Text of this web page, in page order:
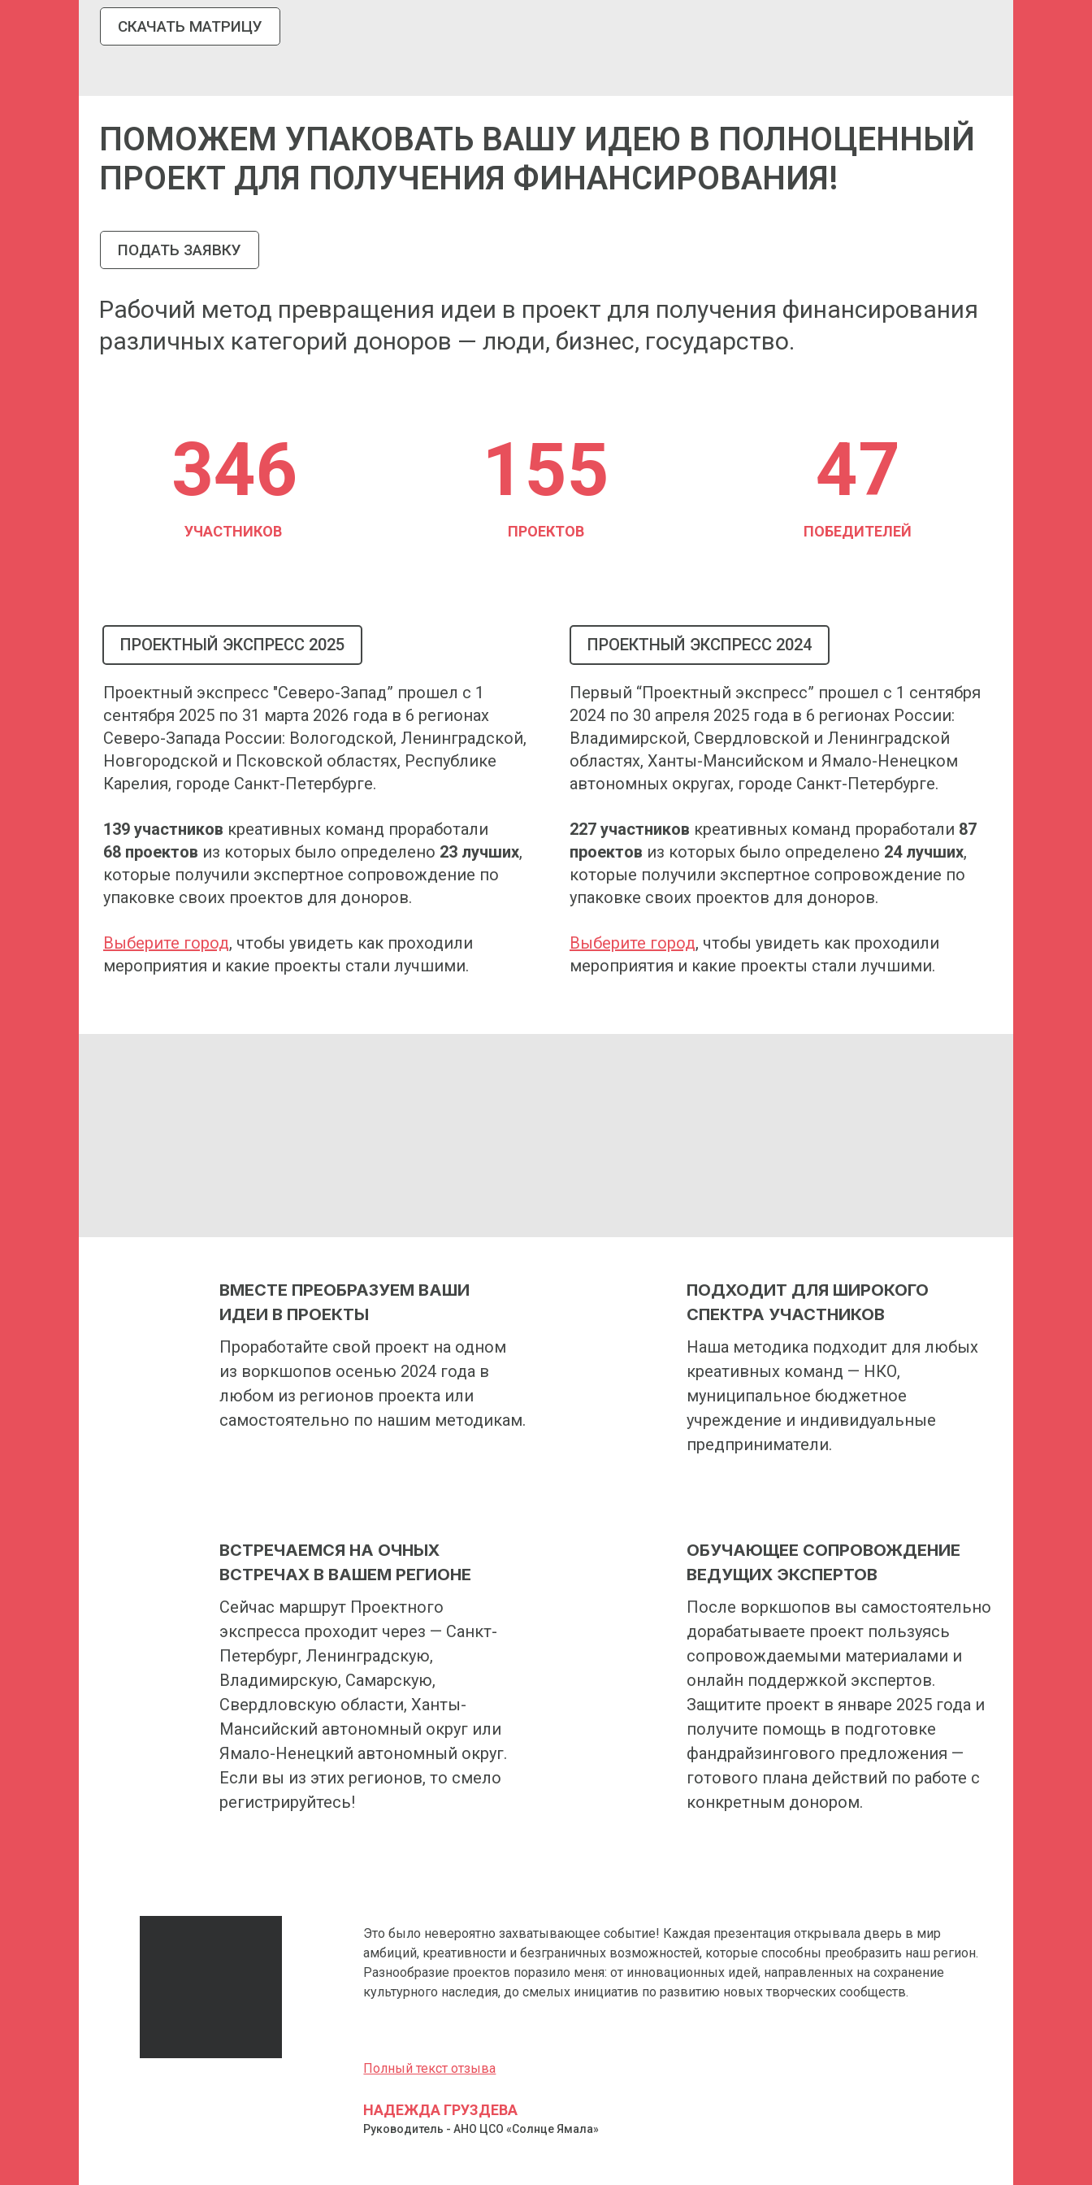
СКАЧАТЬ МАТРИЦУ
ПОМОЖЕМ УПАКОВАТЬ ВАШУ ИДЕЮ В ПОЛНОЦЕННЫЙ
ПРОЕКТ ДЛЯ ПОЛУЧЕНИЯ ФИНАНСИРОВАНИЯ!
ПОДАТЬ ЗАЯВКУ
Рабочий метод превращения идеи в проект для получения финансирования
различных категорий доноров — люди, бизнес, государство.
346
УЧАСТНИКОВ
155
ПРОЕКТОВ
47
ПОБЕДИТЕЛЕЙ
ПРОЕКТНЫЙ ЭКСПРЕСС 2025
Проектный экспресс "Северо-Запад” прошел с 1
сентября 2025 по 31 марта 2026 года в 6 регионах
Северо-Запада России: Вологодской, Ленинградской,
Новгородской и Псковской областях, Республике
Карелия, городе Санкт-Петербурге.
139 участников креативных команд проработали
68 проектов из которых было определено 23 лучших,
которые получили экспертное сопровождение по
упаковке своих проектов для доноров.
Выберите город, чтобы увидеть как проходили
мероприятия и какие проекты стали лучшими.
ПРОЕКТНЫЙ ЭКСПРЕСС 2024
Первый “Проектный экспресс” прошел с 1 сентября
2024 по 30 апреля 2025 года в 6 регионах России:
Владимирской, Свердловской и Ленинградской
областях, Ханты-Мансийском и Ямало-Ненецком
автономных округах, городе Санкт-Петербурге.
227 участников креативных команд проработали 87
проектов из которых было определено 24 лучших,
которые получили экспертное сопровождение по
упаковке своих проектов для доноров.
Выберите город, чтобы увидеть как проходили
мероприятия и какие проекты стали лучшими.
ВМЕСТЕ ПРЕОБРАЗУЕМ ВАШИ
ИДЕИ В ПРОЕКТЫ
Проработайте свой проект на одном
из воркшопов осенью 2024 года в
любом из регионов проекта или
самостоятельно по нашим методикам.
ПОДХОДИТ ДЛЯ ШИРОКОГО
СПЕКТРА УЧАСТНИКОВ
Наша методика подходит для любых
креативных команд — НКО,
муниципальное бюджетное
учреждение и индивидуальные
предприниматели.
ВСТРЕЧАЕМСЯ НА ОЧНЫХ
ВСТРЕЧАХ В ВАШЕМ РЕГИОНЕ
Сейчас маршрут Проектного
экспресса проходит через — Санкт-
Петербург, Ленинградскую,
Владимирскую, Самарскую,
Свердловскую области, Ханты-
Мансийский автономный округ или
Ямало-Ненецкий автономный округ.
Если вы из этих регионов, то смело
регистрируйтесь!
ОБУЧАЮЩЕЕ СОПРОВОЖДЕНИЕ
ВЕДУЩИХ ЭКСПЕРТОВ
После воркшопов вы самостоятельно
дорабатываете проект пользуясь
сопровождаемыми материалами и
онлайн поддержкой экспертов.
Защитите проект в январе 2025 года и
получите помощь в подготовке
фандрайзингового предложения —
готового плана действий по работе с
конкретным донором.
Это было невероятно захватывающее событие! Каждая презентация открывала дверь в мир
амбиций, креативности и безграничных возможностей, которые способны преобразить наш регион.
Разнообразие проектов поразило меня: от инновационных идей, направленных на сохранение
культурного наследия, до смелых инициатив по развитию новых творческих сообществ.
Полный текст отзыва
НАДЕЖДА ГРУЗДЕВА
Руководитель - АНО ЦСО «Солнце Ямала»